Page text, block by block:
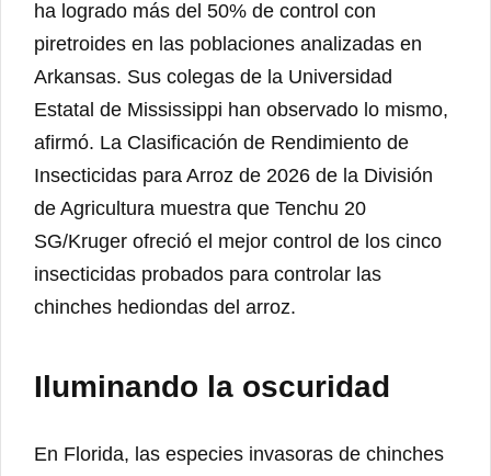
ha logrado más del 50% de control con
piretroides en las poblaciones analizadas en
Arkansas. Sus colegas de la Universidad
Estatal de Mississippi han observado lo mismo,
afirmó. La Clasificación de Rendimiento de
Insecticidas para Arroz de 2026 de la División
de Agricultura muestra que Tenchu ​​20
SG/Kruger ofreció el mejor control de los cinco
insecticidas probados para controlar las
chinches hediondas del arroz.
Iluminando la oscuridad
En Florida, las especies invasoras de chinches